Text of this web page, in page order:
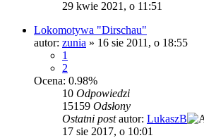
29 kwie 2021, o 11:51
Lokomotywa "Dirschau"
autor: zunia » 16 sie 2011, o 18:55
1
2
Ocena: 0.98%
10 Odpowiedzi
15159 Odsłony
Ostatni postautor: LukaszB
17 sie 2017, o 10:01